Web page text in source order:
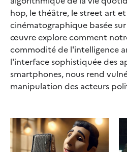
hop, le théâtre, le street art
cinématographique basée
œuvre explore comment
commodité de l'intelligence
l'interface sophistiquée des
smartphones, nous rend
manipulation des acteurs